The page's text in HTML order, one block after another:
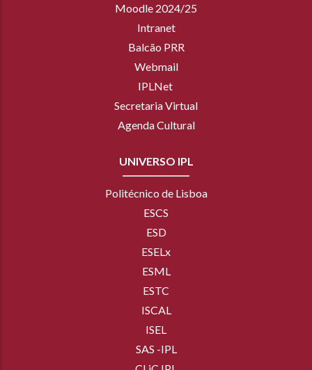
Moodle 2024/25
Intranet
Balcão PRR
Webmail
IPLNet
Secretaria Virtual
Agenda Cultural
UNIVERSO IPL
Politécnico de Lisboa
ESCS
ESD
ESELx
ESML
ESTC
ISCAL
ISEL
SAS -IPL